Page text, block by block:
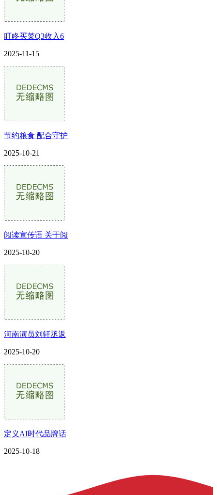
叮咚买菜Q3收入6
2025-11-15
节约粮食 配合守护
2025-10-21
阅读宣传语 关于阅
2025-10-20
河南演员刘轩丞返
2025-10-20
定义AI时代品牌话
2025-10-18